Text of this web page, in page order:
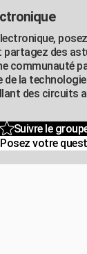
partagez des
communauté
de la
des circuits
Suivre le
Posez votre